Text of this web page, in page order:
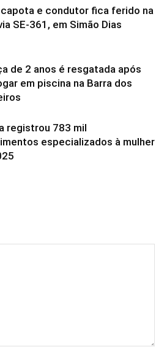
capota e condutor fica ferido na
SE-361, em Simão Dias
de 2 anos é resgatada após
em piscina na Barra dos
registrou 783 mil
especializados à mulher